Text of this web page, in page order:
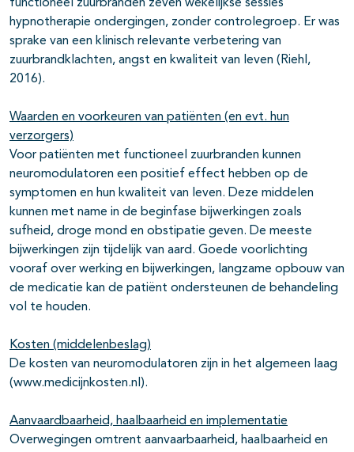
functioneel zuurbranden zeven wekelijkse sessies
hypnotherapie ondergingen, zonder controlegroep. Er was
sprake van een klinisch relevante verbetering van
zuurbrandklachten, angst en kwaliteit van leven (Riehl,
2016).
Waarden en voorkeuren van patiënten (en evt. hun
verzorgers)
Voor patiënten met functioneel zuurbranden kunnen
neuromodulatoren een positief effect hebben op de
symptomen en hun kwaliteit van leven. Deze middelen
kunnen met name in de beginfase bijwerkingen zoals
sufheid, droge mond en obstipatie geven. De meeste
bijwerkingen zijn tijdelijk van aard. Goede voorlichting
vooraf over werking en bijwerkingen, langzame opbouw van
de medicatie kan de patiënt ondersteunen de behandeling
vol te houden.
Kosten (middelenbeslag)
De kosten van neuromodulatoren zijn in het algemeen laag
(www.medicijnkosten.nl).
Aanvaardbaarheid, haalbaarheid en implementatie
Overwegingen omtrent aanvaarbaarheid, haalbaarheid en